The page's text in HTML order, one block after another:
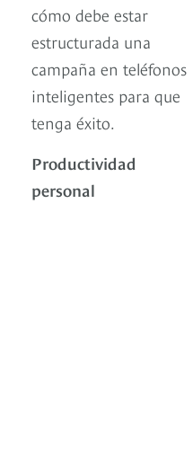
cómo debe estar
estructurada una
campaña en teléfonos
inteligentes para que
tenga éxito.
Productividad
personal